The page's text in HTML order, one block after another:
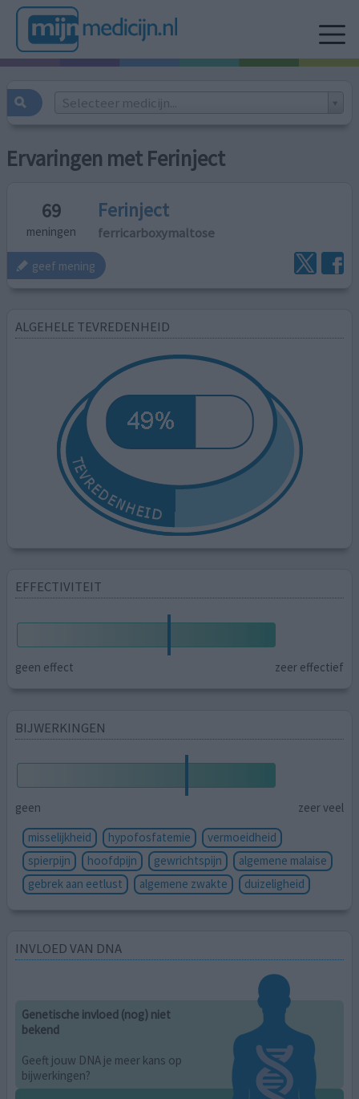
Selecteer medicijn...
Ervaringen met Ferinject
69
meningen
Ferinject
ferricarboxymaltose
geef mening
ALGEHELE TEVREDENHEID
EFFECTIVITEIT
geen effect zeer effectief
BIJWERKINGEN
geen
zeer veel
misselijkheid
hypofosfatemie
vermoeidheid
spierpijn
hoofdpijn gewrichtspijn
algemene malaise
gebrek aan eetlust
algemene zwakte duizeligheid
INVLOED VAN DNA
Genetische invloed (nog) niet
bekend
Geeft jouw DNA je meer kans op
bijwerkingen?